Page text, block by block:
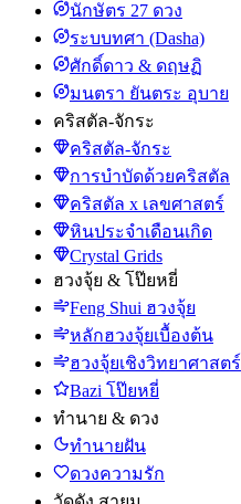
นักษัตร 27 ดวง
ระบบทศา (Dasha)
ศักดิ์ดาว & ดฤษฏิ
มนตรา ยันตระ อุบาย
คริสตัล-จักระ
คริสตัล-จักระ
การบำบัดด้วยคริสตัล
คริสตัล x เลขศาสตร์
หินประจำเดือนเกิด
Crystal Grids
ฮวงจุ้ย & โป๊ยหยี่
Feng Shui ฮวงจุ้ย
หลักฮวงจุ้ยเบื้องต้น
ฮวงจุ้ยเชิงวิทยาศาสตร์
Bazi โป๊ยหยี่
ทำนาย & ดวง
ทำนายฝัน
ดวงความรัก